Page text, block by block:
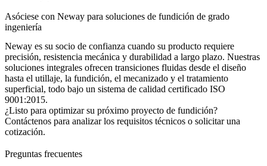
Asóciese con Neway para soluciones de fundición de grado
ingeniería
Neway es su socio de confianza cuando su producto requiere
precisión, resistencia mecánica y durabilidad a largo plazo. Nuestras
soluciones integrales ofrecen transiciones fluidas desde el diseño
hasta el utillaje, la fundición, el mecanizado y el tratamiento
superficial, todo bajo un sistema de calidad certificado ISO
9001:2015.
¿Listo para optimizar su próximo proyecto de fundición?
Contáctenos para analizar los requisitos técnicos o solicitar una
cotización.
Preguntas frecuentes